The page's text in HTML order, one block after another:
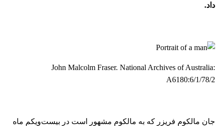
داد.
John Malcolm Fraser. National Archives of Australia:
A6180:6/1/78/2
جان مالکوم فریزر که به مالکوم مشهور است در بیست‌ویکم ماه